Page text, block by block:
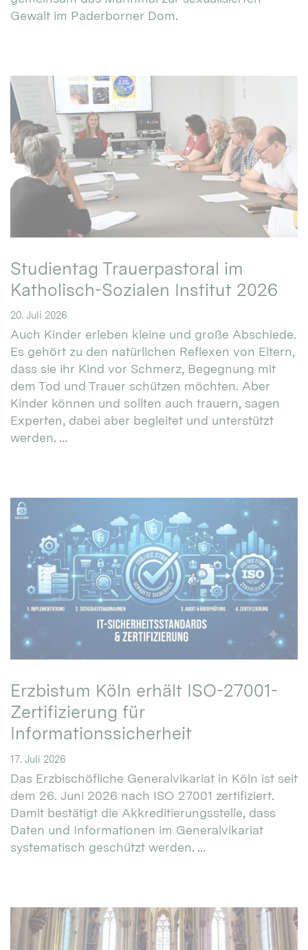
Gewalt im Paderborner Dom.
Studientag Trauerpastoral im
Katholisch-Sozialen Institut 2026
20. Juli 2026
Auch Kinder erleben kleine und große Abschiede.
Es gehört zu den natürlichen Reflexen von Eltern,
dass sie ihr Kind vor Schmerz, Begegnung mit
dem Tod und Trauer schützen möchten. Aber
Kinder können und sollten auch trauern, sagen
Experten, dabei aber begleitet und unterstützt
werden. ...
Erzbistum Köln erhält ISO-27001-
Zertifizierung für
Informationssicherheit
17. Juli 2026
Das Erzbischöfliche Generalvikariat in Köln ist seit
dem 26. Juni 2026 nach ISO 27001 zertifiziert.
Damit bestätigt die Akkreditierungsstelle, dass
Daten und Informationen im Generalvikariat
systematisch geschützt werden. ...